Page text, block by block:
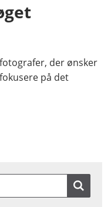
der ønsker
på det